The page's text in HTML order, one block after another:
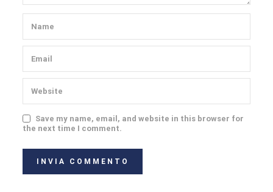
Save my name, email, and website in this browser for
the next time I comment.